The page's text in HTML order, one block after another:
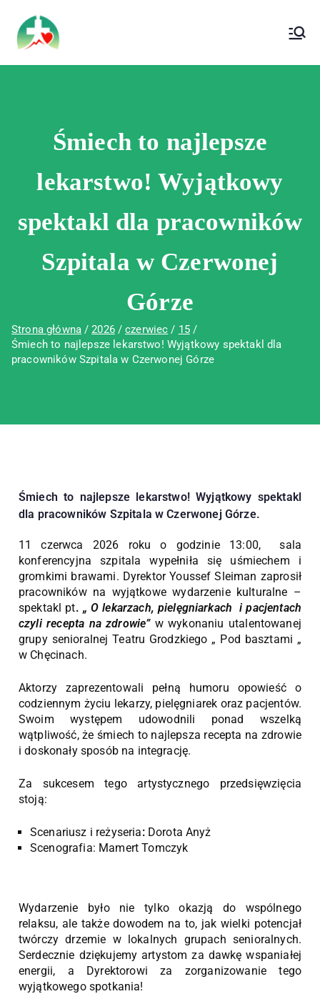
Wojewódzki Szpital Specjalistyczny im.
Św. Rafała w Czerwonej Górze
Śmiech to najlepsze
lekarstwo! Wyjątkowy
spektakl dla pracowników
Szpitala w Czerwonej
Górze
Strona główna 2026 czerwiec
15
Śmiech to najlepsze lekarstwo! Wyjątkowy spektakl dla
pracowników Szpitala w Czerwonej Górze
Śmiech to najlepsze lekarstwo! Wyjątkowy spektakl
dla pracowników Szpitala w Czerwonej Górze.
11 czerwca 2026 roku o godzinie 13:00, sala
konferencyjna szpitala wypełniła się uśmiechem i
gromkimi brawami. Dyrektor Youssef Sleiman zaprosił
pracowników na wyjątkowe wydarzenie kulturalne –
spektakl pt. „ O lekarzach, pielęgniarkach i pacjentach
czyli recepta na zdrowie” w wykonaniu utalentowanej
grupy senioralnej Teatru Grodzkiego „ Pod basztami „
w Chęcinach.
Aktorzy zaprezentowali pełną humoru opowieść o
codziennym życiu lekarzy, pielęgniarek oraz pacjentów.
Swoim występem udowodnili ponad wszelką
wątpliwość, że śmiech to najlepsza recepta na zdrowie
i doskonały sposób na integrację.
Za sukcesem tego artystycznego przedsięwzięcia
stoją:
Scenariusz i reżyseria:Dorota Anyż
Scenografia: Mamert Tomczyk
Wydarzenie było nie tylko okazją do wspólnego
relaksu, ale także dowodem na to, jak wielki potencjał
twórczy drzemie w lokalnych grupach senioralnych.
Serdecznie dziękujemy artystom za dawkę wspaniałej
energii, a Dyrektorowi za zorganizowanie tego
wyjątkowego spotkania!